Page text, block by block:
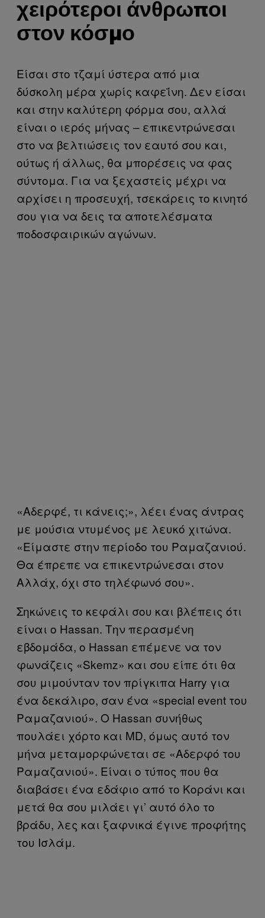
χειρότεροι άνθρωποι
στον κόσμο
Είσαι στο τζαμί ύστερα από μια
δύσκολη μέρα χωρίς καφεΐνη. Δεν είσαι
και στην καλύτερη φόρμα σου, αλλά
είναι ο ιερός μήνας – επικεντρώνεσαι
στο να βελτιώσεις τον εαυτό σου και,
ούτως ή άλλως, θα μπορέσεις να φας
σύντομα. Για να ξεχαστείς μέχρι να
αρχίσει η προσευχή, τσεκάρεις το κινητό
σου για να δεις τα αποτελέσματα
ποδοσφαιρικών αγώνων.
«Αδερφέ, τι κάνεις;», λέει ένας άντρας
με μούσια ντυμένος με λευκό χιτώνα.
«Είμαστε στην περίοδο του Ραμαζανιού.
Θα έπρεπε να επικεντρώνεσαι στον
Αλλάχ, όχι στο τηλέφωνό σου».
Σηκώνεις το κεφάλι σου και βλέπεις ότι
είναι ο Hassan. Την περασμένη
εβδομάδα, ο Hassan επέμενε να τον
φωνάζεις «Skemz» και σου είπε ότι θα
σου μιμούνταν τον πρίγκιπα Harry για
ένα δεκάλιρο, σαν ένα «special event του
Ραμαζανιού». Ο Hassan συνήθως
πουλάει χόρτο και MD, όμως αυτό τον
μήνα μεταμορφώνεται σε «Αδερφό του
Ραμαζανιού». Είναι ο τύπος που θα
διαβάσει ένα εδάφιο από το Κοράνι και
μετά θα σου μιλάει γι’ αυτό όλο το
βράδυ, λες και ξαφνικά έγινε προφήτης
του Ισλάμ.